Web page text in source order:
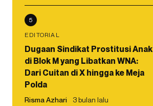
5
EDITORIAL
Dugaan Sindikat Prostitusi Anak
di Blok M yang Libatkan WNA:
Dari Cuitan di X hingga ke Meja
Polda
Risma Azhari 3 bulan lalu